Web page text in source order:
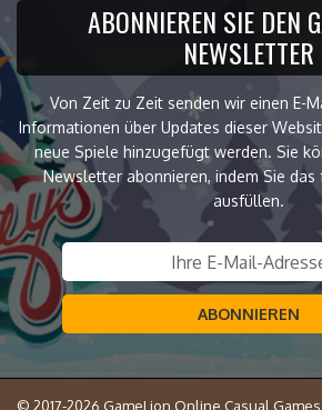
ABONNIEREN SIE DEN
NEWSLETTER
Von Zeit zu Zeit senden wir einen E-
Informationen über Updates dieser
neue Spiele hinzugefügt werden. Sie
Newsletter abonnieren, indem Sie
ausfüllen.
ABONNIEREN
© 2017-2026 GameLion Online Casual Games